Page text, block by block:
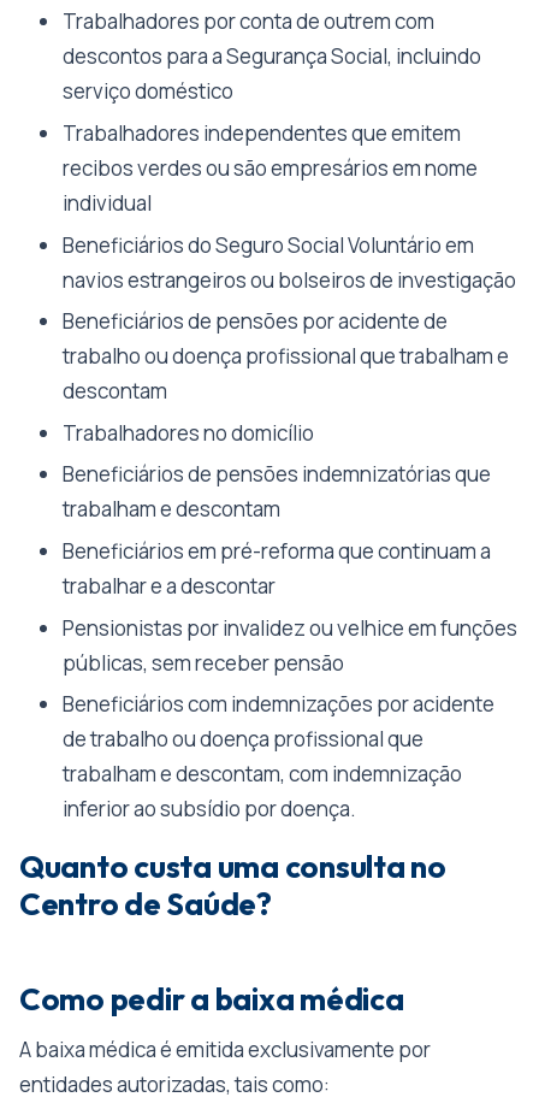
Trabalhadores por conta de outrem com
descontos para a Segurança Social, incluindo
serviço doméstico
Trabalhadores independentes que emitem
recibos verdes ou são empresários em nome
individual
Beneficiários do Seguro Social Voluntário em
navios estrangeiros ou bolseiros de investigação
Beneficiários de pensões por acidente de
trabalho ou doença profissional que trabalham e
descontam
Trabalhadores no domicílio
Beneficiários de pensões indemnizatórias que
trabalham e descontam
Beneficiários em pré-reforma que continuam a
trabalhar e a descontar
Pensionistas por invalidez ou velhice em funções
públicas, sem receber pensão
Beneficiários com indemnizações por acidente
de trabalho ou doença profissional que
trabalham e descontam, com indemnização
inferior ao subsídio por doença.
Quanto custa uma consulta no
Centro de Saúde?
Como pedir a baixa médica
A baixa médica é emitida exclusivamente por
entidades autorizadas, tais como: